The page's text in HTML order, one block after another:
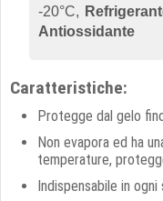
-20°C,
Antiossidante
Caratteristiche:
Protegge dal gelo
Non evapora ed ha
temperature,
Indispensabile in ogni